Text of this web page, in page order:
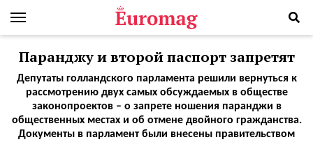
Паранджу и второй паспорт запретят
Депутаты голландского парламента решили вернуться к
рассмотрению двух самых обсуждаемых в обществе
законопроектов – о запрете ношения паранджи в
общественных местах и об отмене двойного гражданства.
Документы в парламент были внесены правительством